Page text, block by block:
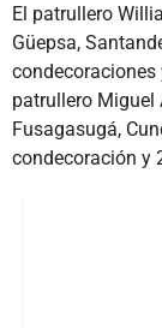
El patrullero
Güepsa,
patrullero Miguel
Fusagasugá,
condecoración y